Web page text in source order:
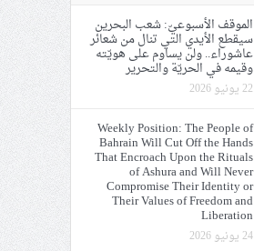
الموقف الأسبوعيّ: شعب البحرين
سيقطع الأيدي التي تنال من شعائر
عاشوراء.. ولن يساوم على هويّته
وقيمه في الحريّة والتحرير
22 يونيو 2026
Weekly Position: The People of
Bahrain Will Cut Off the Hands
That Encroach Upon the Rituals
of Ashura and Will Never
Compromise Their Identity or
Their Values of Freedom and
Liberation
24 يونيو 2026